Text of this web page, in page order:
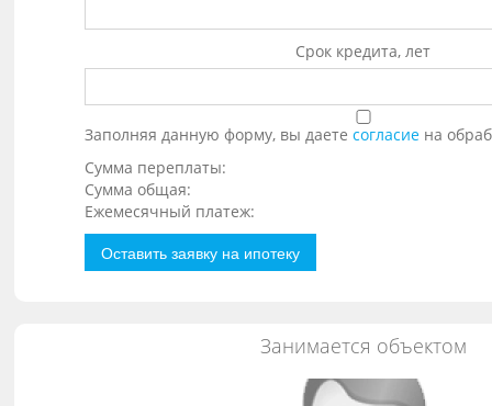
Срок кредита, лет
Заполняя данную форму, вы даете согласие на
Сумма переплаты:
Сумма общая:
Ежемесячный платеж:
Оставить заявку на ипотеку
Занимается объектом